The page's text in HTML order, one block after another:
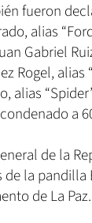
fueron
alias
Gabriel
Rogel, alias
alias
a
de la
la pandilla
de La Paz.